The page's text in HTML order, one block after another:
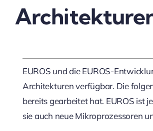
EUROS und die EUROS-
Architekturen verfügbar. Die
bereits gearbeitet hat. EUROS ist
sie auch neue Mikroprozessoren